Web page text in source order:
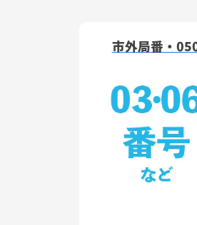
市外局番・